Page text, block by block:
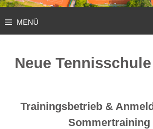
MENÜ
Neue Tennisschule
Trainingsbetrieb &
Sommertraining